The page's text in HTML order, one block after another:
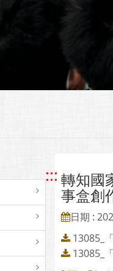
::: 轉知國
事盒創
日期 :
13085_
13085_